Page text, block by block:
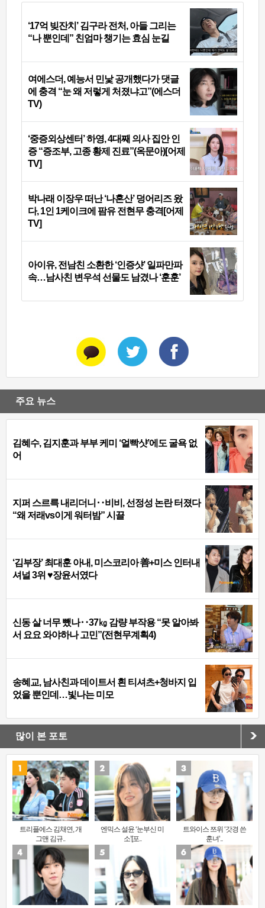
‘17억 빚잔치’ 김구라 전처, 아들 그리는
“나 뿐인데” 친엄마 챙기는 효심 눈길
여에스더, 예능서 민낯 공개했다가 댓글
에 충격 “눈 왜 저렇게 처졌냐고”(에스더
TV)
‘중증외상센터’ 하영, 4대째 의사 집안 인
증 “증조부, 고종 황제 진료”(옥문아)[어제
TV]
박나래 이장우 떠난 ‘나혼산’ 덩어리즈 왔
다, 1인 1케이크에 팜유 전현무 충격[어제
TV]
아이유, 전남친 소환한 ‘인증샷’ 일파만파
속…남사친 변우석 선물도 남겼나 ‘훈훈’
주요 뉴스
김혜수, 김지훈과 부부 케미 ‘얼빡샷’에도 굴욕 없
어
지퍼 스르륵 내리더니‥비비, 선정성 논란 터졌다
“왜 저래vs이게 워터밤” 시끌
‘김부장’ 최대훈 아내, 미스코리아 善+미스 인터내
셔널 3위 ♥장윤서였다
신동 살 너무 뺐나‥37㎏ 감량 부작용 “못 알아봐
서 요요 와야하나 고민”(전현무계획4)
송혜교, 남사친과 데이트서 흰 티셔츠+청바지 입
었을 뿐인데…빛나는 미모
많이 본 포토
트리플에스 김채연, 개
그맨 김규..
엔믹스 설윤 ‘눈부신 미
소’[포..
트와이스 쯔위 ‘갓경 쓴
훈녀’..